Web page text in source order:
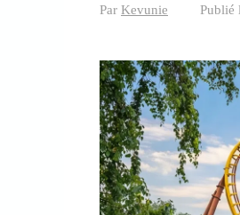
Par Kevunie Publié